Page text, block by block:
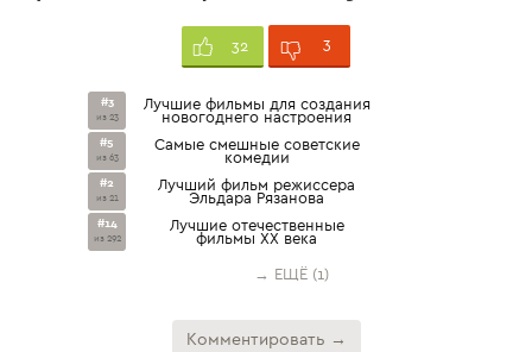
32 3
#3
из 23
Лучшие фильмы для создания
новогоднего настроения
#5
из 63
Самые смешные советские
комедии
#2
из 21
Лучший фильм режиссера
Эльдара Рязанова
#14
из 292
Лучшие отечественные
фильмы XX века
→ ЕЩЁ (1)
Комментировать →